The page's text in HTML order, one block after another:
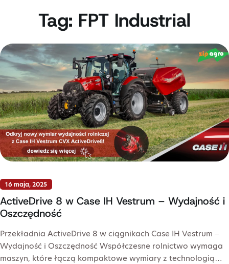
Tag: FPT Industrial
16 maja, 2025
ActiveDrive 8 w Case IH Vestrum – Wydajność i
Oszczędność
Przekładnia ActiveDrive 8 w ciągnikach Case IH Vestrum –
Wydajność i Oszczędność Współczesne rolnictwo wymaga
maszyn, które łączą kompaktowe wymiary z technologią…